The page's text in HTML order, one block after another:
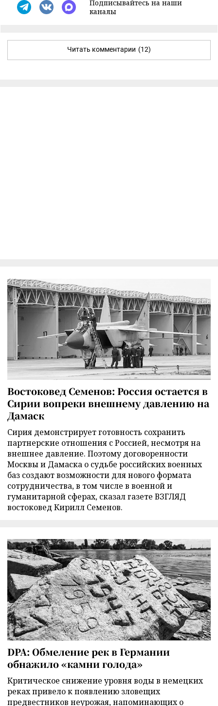
Подписывайтесь на наши
каналы
Читать комментарии (12)
Востоковед Семенов: Россия остается в
Сирии вопреки внешнему давлению на
Дамаск
Сирия демонстрирует готовность сохранить
партнерские отношения с Россией, несмотря на
внешнее давление. Поэтому договоренности
Москвы и Дамаска о судьбе российских военных
баз создают возможности для нового формата
сотрудничества, в том числе в военной и
гуманитарной сферах, сказал газете ВЗГЛЯД
востоковед Кирилл Семенов.
DPA: Обмеление рек в Германии
обнажило «камни голода»
Критическое снижение уровня воды в немецких
реках привело к появлению зловещих
предвестников неурожая, напоминающих о